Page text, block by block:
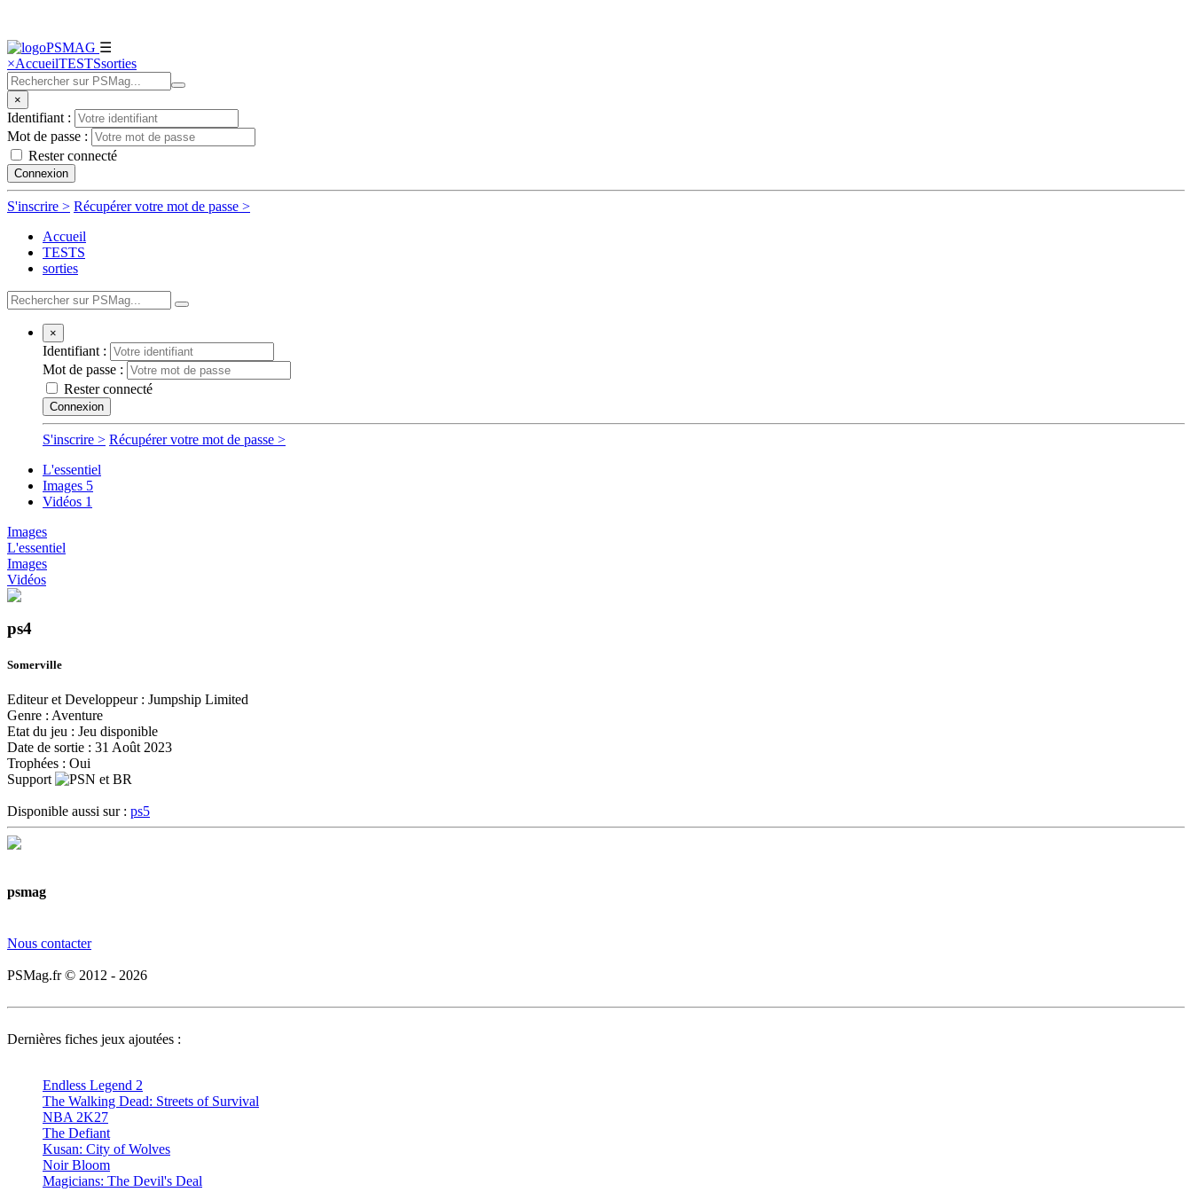
☰
×AccueilTESTSsorties
×
Identifiant :
Mot de passe :
Rester connecté
Connexion
S'inscrire > Récupérer votre mot de passe >
Accueil
TESTS
sorties
×
Identifiant :
Mot de passe :
Rester connecté
Connexion
S'inscrire > Récupérer votre mot de passe >
L'essentiel
Images 5
Vidéos 1
Images
L'essentiel
Images
Vidéos
ps4
Somerville
Editeur et Developpeur : Jumpship Limited
Genre : Aventure
Etat du jeu : Jeu disponible
Date de sortie : 31 Août 2023
Trophées : Oui
Support
Disponible aussi sur : ps5
psmag
Nous contacter
PSMag.fr © 2012 - 2026
Dernières fiches jeux ajoutées :
Endless Legend 2
The Walking Dead: Streets of Survival
NBA 2K27
The Defiant
Kusan: City of Wolves
Noir Bloom
Magicians: The Devil's Deal